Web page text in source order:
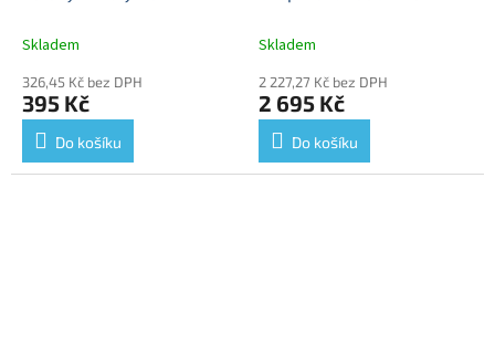
ZBOŽÍBuick Roadmaster
kovový model auta 1/64
Skladem
326,45 Kč bez DPH
395 Kč
Do košíku
Lancefield Drop Head
1/43
Skladem
2 227,27 Kč bez DPH
2 695 Kč
Do košíku